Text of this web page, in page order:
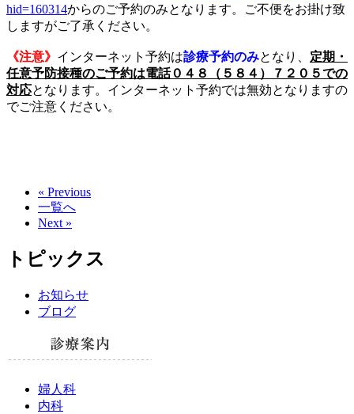
hid=160314からのご予約のみとなります。ご不便をお掛け致
しますがご了承ください。
《注意》 インターネット予約は診療予約のみとなり、 定期・
任意予防接種のご予約は電話０４８（５８４）７２０５での
対応となります。インターネット予約では無効となりますの
でご注意ください。
« Previous
一覧へ
Next »
トピックス
お知らせ
ブログ
婦人科
内科